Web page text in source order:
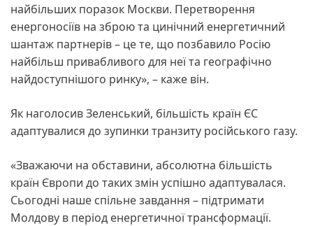
найбільших поразок Москви. Перетворення
енергоносіїв на зброю та цинічний енергетичний
шантаж партнерів – це те, що позбавило Росію
найбільш привабливого для неї та географічно
найдоступнішого ринку», – каже він.
Як наголосив Зеленський, більшість країн ЄС
адаптувалися до зупинки транзиту російського газу.
«Зважаючи на обставини, абсолютна більшість
країн Європи до таких змін успішно адаптувалася.
Сьогодні наше спільне завдання – підтримати
Молдову в період енергетичної трансформації.